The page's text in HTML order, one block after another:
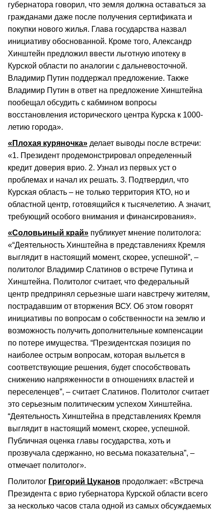
губернатора говорил, что земля должна оставаться за
гражданами даже после получения сертификата и
покупки нового жилья. Глава государства назвал
инициативу обоснованной. Кроме того, Александр
Хинштейн предложил ввести льготную ипотеку в
Курской области по аналогии с дальневосточной.
Владимир Путин поддержал предложение. Также
Владимир Путин в ответ на предложение Хинштейна
пообещал обсудить с кабмином вопросы
восстановления исторического центра Курска к 1000-
летию города».
«Плохая куряночка» делает выводы после встречи:
«1. Президент продемонстрировал определенный
кредит доверия врио. 2. Узнал из первых уст о
проблемах и начал их решать. 3. Подтвердил, что
Курская область – не только территория КТО, но и
областной центр, готовящийся к тысячелетию. А значит,
требующий особого внимания и финансирования».
«Соловьиный край» публикует мнение политолога:
«“Деятельность Хинштейна в представлениях Кремля
выглядит в настоящий момент, скорее, успешной”, –
политолог Владимир Слатинов о встрече Путина и
Хинштейна. Политолог считает, что федеральный
центр предпринял серьезные шаги навстречу жителям,
пострадавшим от вторжения ВСУ. Об этом говорят
инициативы по вопросам о собственности на землю и
возможность получить дополнительные компенсации
по потере имущества. “Президентская позиция по
наиболее острым вопросам, которая выльется в
соответствующие решения, будет способствовать
снижению напряженности в отношениях властей и
переселенцев”, – считает Слатинов. Политолог считает
это серьезным политическим успехом Хинштейна.
“Деятельность Хинштейна в представлениях Кремля
выглядит в настоящий момент, скорее, успешной.
Публичная оценка главы государства, хоть и
прозвучала сдержанно, но весьма показательна”, –
отмечает политолог».
Политолог Григорий Цуканов продолжает: «Встреча
Президента с врио губернатора Курской области всего
за несколько часов стала одной из самых обсуждаемых